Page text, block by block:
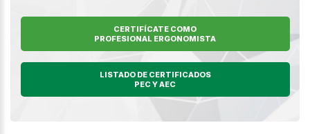
CERTIFÍCATE COMO
PROFESIONAL ERGONOMISTA
LISTADO DE CERTIFICADOS
PEC Y AEC